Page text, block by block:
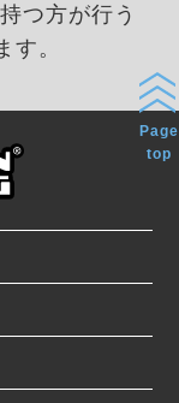
つ方が行う
す。
Page
top